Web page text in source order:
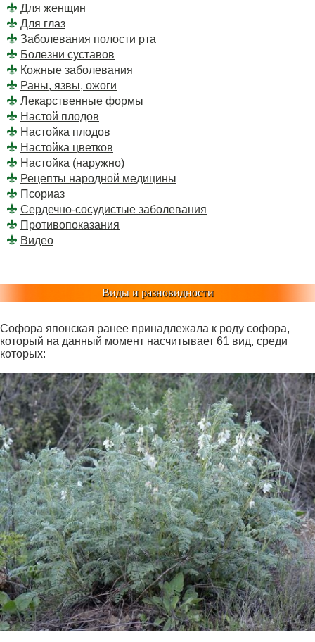
Для женщин
Для глаз
Заболевания полости рта
Болезни суставов
Кожные заболевания
Раны, язвы, ожоги
Лекарственные формы
Настой плодов
Настойка плодов
Настойка цветков
Настойка (наружно)
Рецепты народной медицины
Псориаз
Сердечно-сосудистые заболевания
Противопоказания
Видео
Виды и разновидности
Софора японская ранее принадлежала к роду софора,
который на данный момент насчитывает 61 вид, среди
которых: